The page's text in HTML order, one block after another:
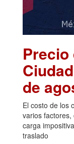
Precio
de
El costo de los
varios
carga
traslado